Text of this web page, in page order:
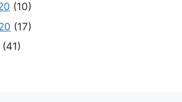
(10)
(17)
(41)